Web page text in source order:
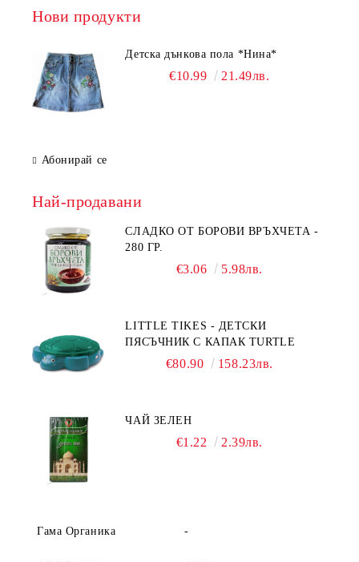
Нови продукти
Детска дънкова пола *Нина*
€10.99 21.49лв.
Абонирай се
Най-продавани
СЛАДКО ОТ БОРОВИ ВРЪХЧЕТА -
280 ГР.
€3.06 5.98лв.
LITTLE TIKES - ДЕТСКИ
ПЯСЪЧНИК С КАПАК TURTLE
€80.90 158.23лв.
ЧАЙ ЗЕЛЕН
€1.22 2.39лв.
Гама Органика -